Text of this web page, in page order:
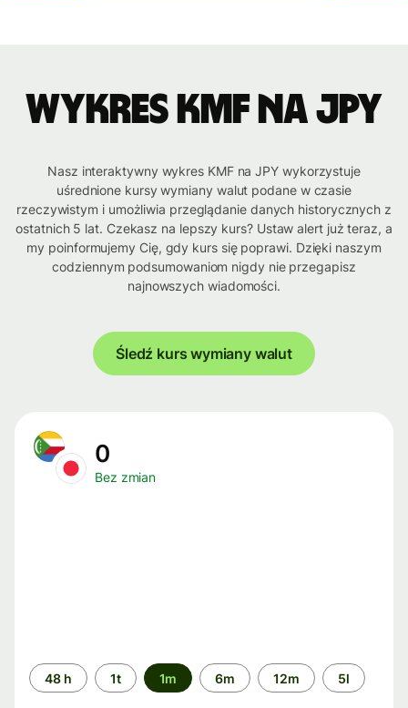
Wykres KMF na JPY
Nasz interaktywny wykres KMF na JPY wykorzystuje
uśrednione kursy wymiany walut podane w czasie
rzeczywistym i umożliwia przeglądanie danych historycznych z
ostatnich 5 lat. Czekasz na lepszy kurs? Ustaw alert już teraz, a
my poinformujemy Cię, gdy kurs się poprawi. Dzięki naszym
codziennym podsumowaniom nigdy nie przegapisz
najnowszych wiadomości.
Śledź kurs wymiany walut
0
Bez zmian
Przedział
czasu
48 h 1t 1m 6m 12m 5l